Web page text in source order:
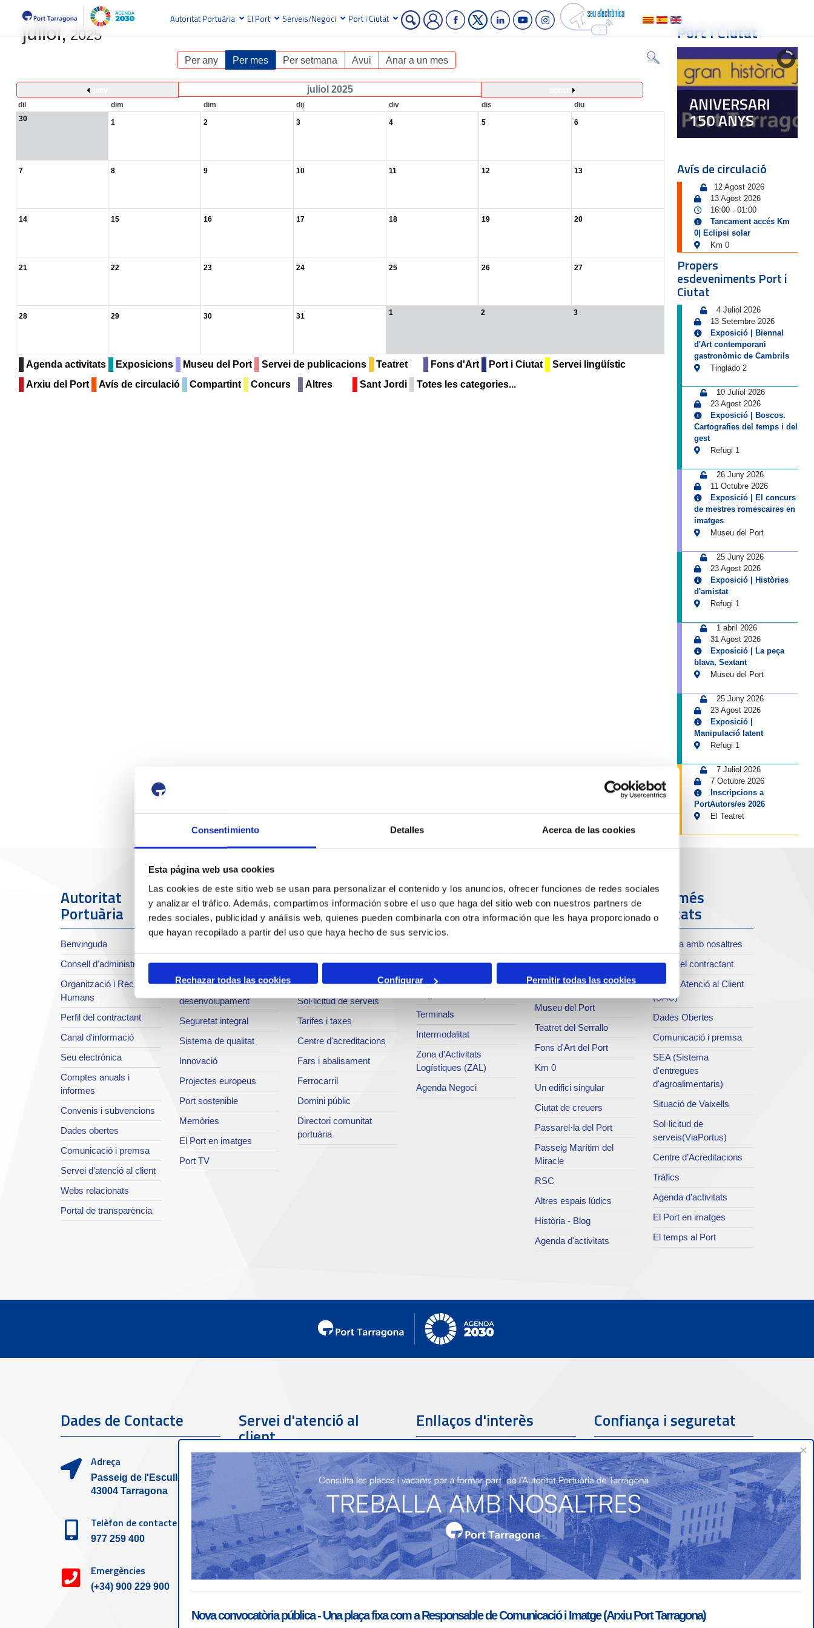
Consentimiento Detalles Acerca de las cookies
Esta página web usa cookies
Las cookies de este sitio web se usan para personalizar el contenido y los anuncios, ofrecer funciones de redes sociales
y analizar el tráfico. Además, compartimos información sobre el uso que haga del sitio web con nuestros partners de
redes sociales, publicidad y análisis web, quienes pueden combinarla con otra información que les haya proporcionado o
que hayan recopilado a partir del uso que haya hecho de sus servicios.
Rechazar todas las cookies Configurar Permitir todas las cookies
Autoritat Portuària El Port Serveis/Negoci Port i Ciutat
juliol, 2025
Per any Per mes Per setmana Avui Anar a un mes
juliol 2025
dil
dim dim dij div dis
diu
30
1 2 3 4 5 6
7 8 9 10 11 12 13
14 15 16 17 18 19 20
21 22 23 24 25 26 27
28 29 30 31 1 2 3
Agenda activitats Exposicions Museu del Port Servei de publicacions Teatret Fons d'Art Port i Ciutat
Servei lingüístic
Arxiu del Port
Avís de circulació Compartint Concurs Altres Sant Jordi Totes les categories...
Port i Ciutat
ANIVERSARI
150 ANYS
Avís de circulació
12 Agost 2026
13 Agost 2026
16:00- 01:00
Tancament accés Km
0| Eclipsi solar
Km 0
Propers
esdeveniments Port i
Ciutat
4 Juliol 2026
13 Setembre 2026
Exposició | Biennal
d'Art contemporani
gastronòmic de Cambrils
Tinglado 2
10 Juliol 2026
23 Agost 2026
Exposició | Boscos.
Cartografies del temps i del
gest
Refugi 1
26 Juny 2026
11 Octubre 2026
Exposició | El concurs
de mestres romescaires en
imatges
Museu del Port
25 Juny 2026
23 Agost 2026
Exposició | Històries
d'amistat
Refugi 1
1 abril 2026
31 Agost 2026
Exposició | La peça
blava, Sextant
Museu del Port
25 Juny 2026
23 Agost 2026
Exposició |
Manipulació latent
Refugi 1
7 Juliol 2026
7 Octubre 2026
Inscripcions a
PortAutors/es 2026
El Teatret
Autoritat
Portuària
Benvinguda
Consell d'administració
Organització i Recursos
Humans
Perfil del contractant
Canal d'informació
Seu electrònica
Comptes anuals i
informes
Convenis i subvencions
Dades obertes
Comunicació i premsa
Servei d'atenció al client
Webs relacionats
Portal de transparència
El Port
Sobre el Port
Infraestructures en
desenvolupament
Seguretat integral
Sistema de qualitat
Innovació
Projectes europeus
Port sostenible
Memòries
El Port en imatges
Port TV
Serveis
Operacions i serveis
portuaris
Bunkering
Serveis comercials
Sol·licitud de serveis
Tarifes i taxes
Centre d'acreditacions
Fars i abalisament
Ferrocarril
Domini públic
Directori comunitat
portuària
Negoci
Tràfics
d'entregues
Terminals
Intermodalitat
Zona d'Activitats
Logístiques (ZAL)
Agenda Negoci
Port i Ciutat
Parc del Port
Museu del Port
Teatret del Serrallo
Fons d'Art del Port
Km 0
Un edifici singular
Ciutat de creuers
Passarel·la del Port
Passeig Marítim del
Miracle
RSC
Altres espais lúdics
Història - Blog
Agenda d'activitats
Els més
visitats
Treballa amb nosaltres
Perfil del contractant
Servei Atenció al Client
(SAC)
Dades Obertes
Comunicació i premsa
SEA (Sistema
d'entregues
d'agroalimentaris)
Situació de Vaixells
Sol·licitud de
serveis(ViaPortus)
Centre d’Acreditacions
Tràfics
Agenda d’activitats
El Port en imatges
El temps al Port
Dades de Contacte
Adreça
Passeig de l'Escullera s/n,
43004 Tarragona
Telèfon de contacte
977 259 400
Emergències
(+34) 900 229 900
Servei d'atenció al
client
Telèfon de contacte
977 259 462
Email de contacte
sac@porttarragona.cat
Informació SAC
Accès a SAC ( Servei
Enllaços d'interès
Partners
Confiança i seguretat
×
Nova convocatòria pública - Una plaça fixa com a Responsable de Comunicació i Imatge (Arxiu Port Tarragona)